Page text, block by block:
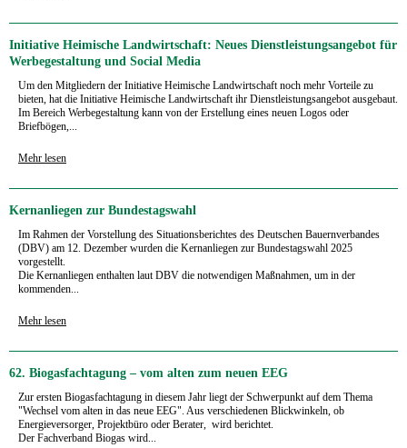
Initiative Heimische Landwirtschaft: Neues Dienstleistungsangebot für
Werbegestaltung und Social Media
Um den Mitgliedern der Initiative Heimische Landwirtschaft noch mehr Vorteile zu
bieten, hat die Initiative Heimische Landwirtschaft ihr Dienstleistungsangebot ausgebaut.
Im Bereich Werbegestaltung kann von der Erstellung eines neuen Logos oder
Briefbögen,...
Mehr lesen
Kernanliegen zur Bundestagswahl
Im Rahmen der Vorstellung des Situationsberichtes des Deutschen Bauernverbandes
(DBV) am 12. Dezember wurden die Kernanliegen zur Bundestagswahl 2025
vorgestellt.
Die Kernanliegen enthalten laut DBV die notwendigen Maßnahmen, um in der
kommenden...
Mehr lesen
62. Biogasfachtagung – vom alten zum neuen EEG
Zur ersten Biogasfachtagung in diesem Jahr liegt der Schwerpunkt auf dem Thema
"Wechsel vom alten in das neue EEG". Aus verschiedenen Blickwinkeln, ob
Energieversorger, Projektbüro oder Berater, wird berichtet.
Der Fachverband Biogas wird...